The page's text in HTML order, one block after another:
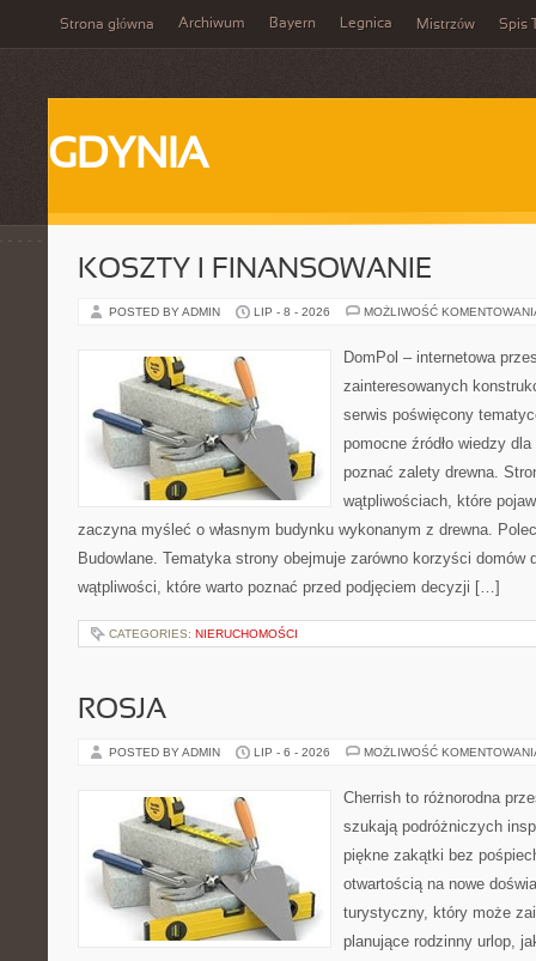
Strona główna Archiwum Bayern Legnica Mistrzów Spis
GDYNIA
KOSZTY I FINANSOWANIE
POSTED BY ADMIN LIP - 8 - 2026 MOŻLIWOŚĆ
DomPol – internetowa
zainteresowanych
serwis poświęcony
pomocne źródło wiedzy
poznać zalety drewna.
wątpliwościach, które
zaczyna myśleć o własnym budynku wykonanym z drewna.
Budowlane. Tematyka strony obejmuje zarówno korzyści domów
wątpliwości, które warto poznać przed podjęciem decyzji […]
CATEGORIES: NIERUCHOMOŚCI
ROSJA
POSTED BY ADMIN LIP - 6 - 2026 MOŻLIWOŚĆ
Cherrish to różnorodna
szukają podróżniczych
piękne zakątki bez
otwartością na nowe
turystyczny, który może
planujące rodzinny urlop,